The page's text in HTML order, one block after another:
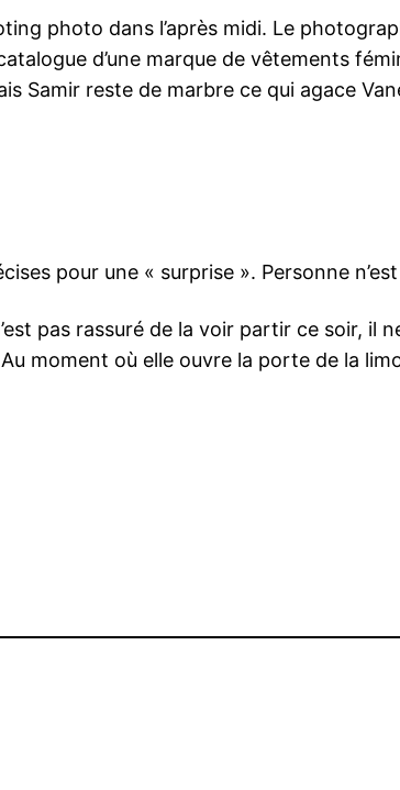
photo dans l’après midi. Le
d’une marque de vêtements
Samir reste de marbre ce qui agace
pour une « surprise ». Personne
pas rassuré de la voir partir ce soir, il
moment où elle ouvre la porte de la